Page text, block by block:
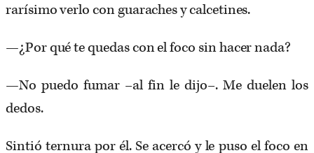
rarísimo verlo con guaraches y calcetines.
—¿Por qué te quedas con el foco sin hacer nada?
—No puedo fumar –al fin le dijo–. Me duelen los
dedos.
Sintió ternura por él. Se acercó y le puso el foco en